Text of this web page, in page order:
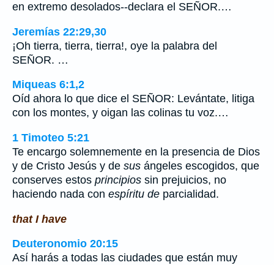
en extremo desolados--declara el SEÑOR.…
Jeremías 22:29,30
¡Oh tierra, tierra, tierra!, oye la palabra del
SEÑOR. …
Miqueas 6:1,2
Oíd ahora lo que dice el SEÑOR: Levántate, litiga
con los montes, y oigan las colinas tu voz.…
1 Timoteo 5:21
Te encargo solemnemente en la presencia de Dios
y de Cristo Jesús y de sus ángeles escogidos, que
conserves estos principios sin prejuicios, no
haciendo nada con espíritu de parcialidad.
that I have
Deuteronomio 20:15
Así harás a todas las ciudades que están muy